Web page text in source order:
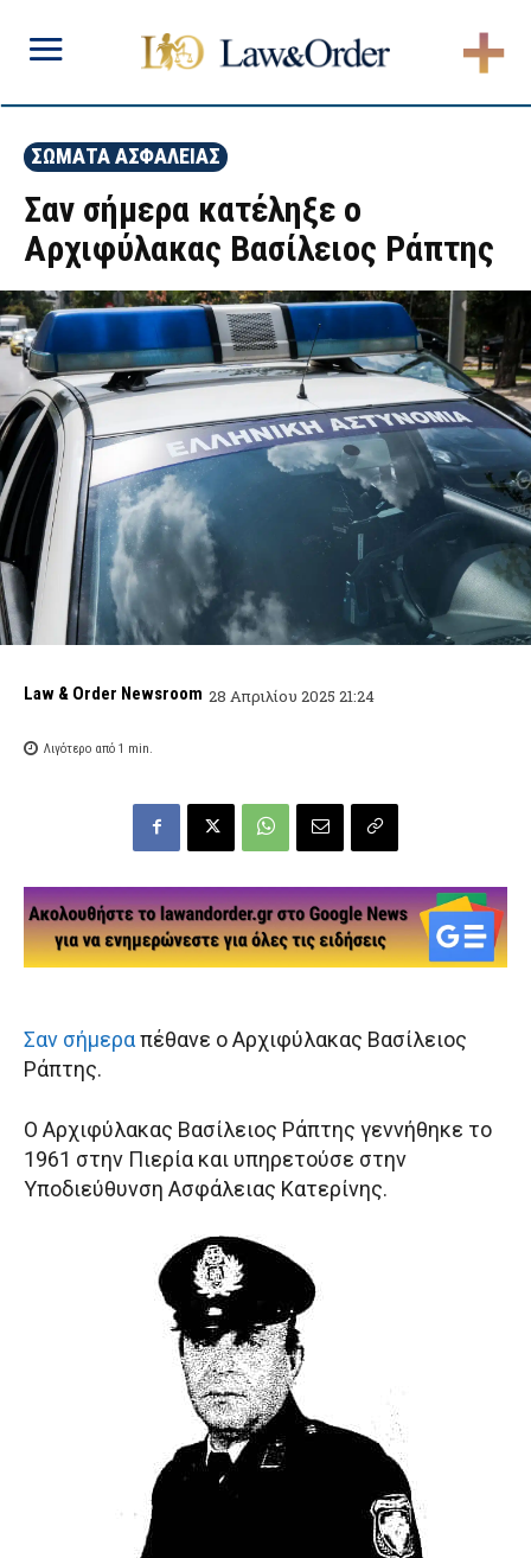
ΣΩΜΑΤΑ ΑΣΦΑΛΕΙΑΣ
Σαν σήμερα κατέληξε ο
Αρχιφύλακας Βασίλειος Ράπτης
Law & Order Newsroom 28 Απριλίου 2025 21:24
Λιγότερο από 1 min.
Σαν σήμεραπέθανε ο Αρχιφύλακας Βασίλειος
Ράπτης.
Ο Αρχιφύλακας Βασίλειος Ράπτης γεννήθηκε το
1961 στην Πιερία και υπηρετούσε στην
Υποδιεύθυνση Ασφάλειας Κατερίνης.